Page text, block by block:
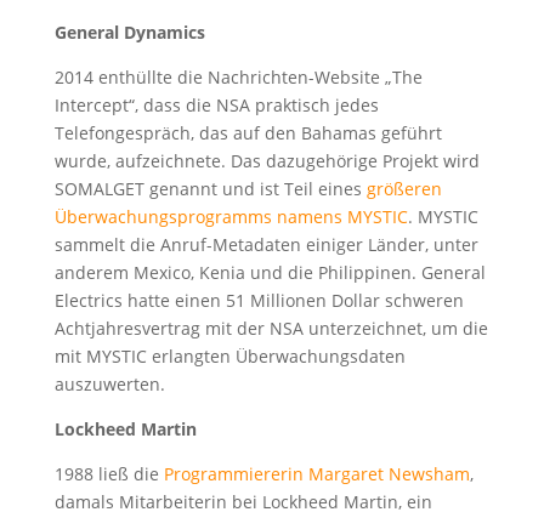
General Dynamics
2014 enthüllte die Nachrichten-Website „The
Intercept“, dass die NSA praktisch jedes
Telefongespräch, das auf den Bahamas geführt
wurde, aufzeichnete. Das dazugehörige Projekt wird
SOMALGET genannt und ist Teil eines größeren
Überwachungsprogramms namens MYSTIC. MYSTIC
sammelt die Anruf-Metadaten einiger Länder, unter
anderem Mexico, Kenia und die Philippinen. General
Electrics hatte einen 51 Millionen Dollar schweren
Achtjahresvertrag mit der NSA unterzeichnet, um die
mit MYSTIC erlangten Überwachungsdaten
auszuwerten.
Lockheed Martin
1988 ließ die Programmiererin Margaret Newsham,
damals Mitarbeiterin bei Lockheed Martin, ein